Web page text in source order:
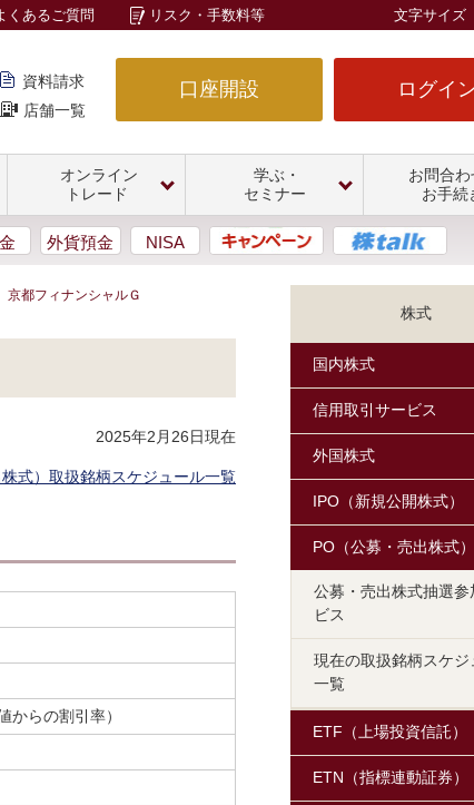
資料請求
店舗一覧
口座開設 ログイ
くあるご質問 リスク・手数料等 文字サイズ
オンライン
トレード
学ぶ・
セミナー
お問合わ
お手続
外貨預金 NISA
京都フィナンシャルＧ
2025年2月26日現在
式）取扱銘柄スケジュール一覧
からの割引率）
株式
国内株式
信用取引サービス
外国株式
IPO（新規公開株式）
PO（公募・売出株式）
公募・売出株式抽選参
ビス
現在の取扱銘柄スケジ
一覧
ETF（上場投資信託）
ETN（指標連動証券）